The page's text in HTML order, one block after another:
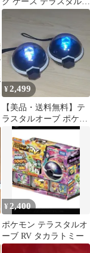
ーブ まとめ売り
¥2,499
【美品・送料無料】テ
ラスタルオーブ ポケモ
ン ポケモンメザスタ
2つセット
¥ 2,400
ポケモン テラスタルオ
ーブ RV タカラトミー